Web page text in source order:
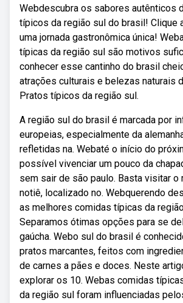
Webdescubra os sabores autênticos
típicos da região sul do brasil! Clique
uma jornada gastronômica única!
típicas da região sul são motivos
conhecer esse cantinho do brasil
atrações culturais e belezas naturais
Pratos típicos da região sul.
A região sul do brasil é marcada por
europeias, especialmente da
refletidas na. Webaté o início do
possível vivenciar um pouco da
sem sair de são paulo. Basta visitar o
notiê, localizado no. Webquerendo
as melhores comidas típicas da
Separamos ótimas opções para se
gaúcha. Webo sul do brasil é
pratos marcantes, feitos com
de carnes a pães e doces. Neste
explorar os 10. Webas comidas
da região sul foram influenciadas